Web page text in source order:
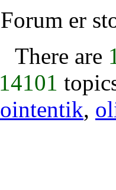
er
There are
14101
,